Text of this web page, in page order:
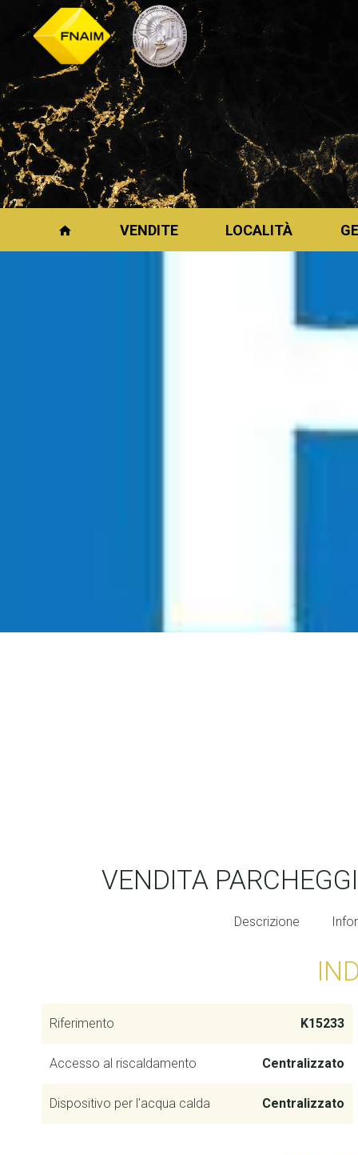
VENDITE LOCALITÀ
VENDITA
Descrizione
Riferimento K15233
Accesso al riscaldamento Centralizzato
Dispositivo per l'acqua calda Centralizzato